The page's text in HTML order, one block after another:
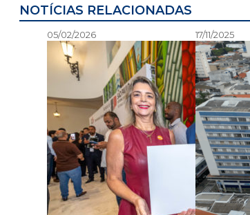
NOTÍCIAS RELACIONADAS
05/02/2026 17/11/2025